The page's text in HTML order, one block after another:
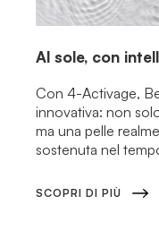
Al sole, con
Con 4-Activage,
innovativa: non
ma una pelle
sostenuta nel
SCOPRI DI PIÙ